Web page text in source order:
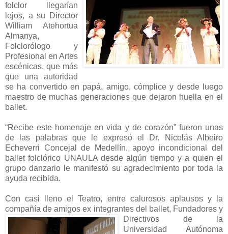
folclor llegarían
lejos, a su Director
William Atehortua
Almanya,
Folclorólogo y
Profesional en Artes
escénicas, que más
que una autoridad
se ha convertido en papá, amigo, cómplice y desde luego
maestro de muchas generaciones que dejaron huella en el
ballet.
“Recibe este homenaje en vida y de corazón” fueron unas
de las palabras que le expresó el Dr. Nicolás Albeiro
Echeverri Concejal de Medellín, apoyo incondicional del
ballet folclórico UNAULA desde algún tiempo y a quien el
grupo danzario le manifestó su agradecimiento por toda la
ayuda recibida.
Con casi lleno el Teatro, entre calurosos aplausos y la
compañía de amigos ex integrantes del ballet, Fundadores y
Directivos de la
Universidad Autónoma